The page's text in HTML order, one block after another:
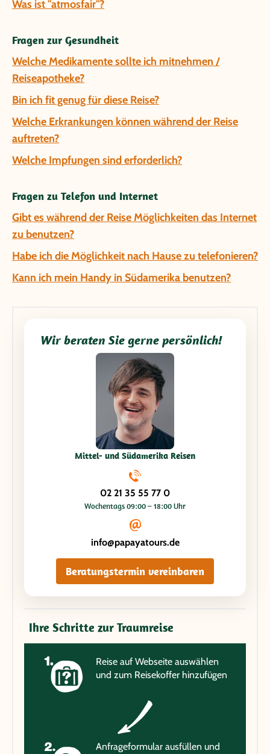
Was ist "atmosfair"?
Fragen zur Gesundheit
Welche Medikamente sollte ich mitnehmen /
Reiseapotheke?
Bin ich fit genug für diese Reise?
Welche Erkrankungen können während der Reise
auftreten?
Welche Impfungen sind erforderlich?
Fragen zu Telefon und Internet
Gibt es während der Reise Möglichkeiten das Internet
zu benutzen?
Habe ich die Möglichkeit nach Hause zu telefonieren?
Kann ich mein Handy in Südamerika benutzen?
Wir beraten Sie gerne persönlich!
Mittel- und Südamerika Reisen
02 21 35 55 77 0
Wochentags 09:00 – 18:00 Uhr
info@papayatours.de
Beratungstermin vereinbaren
Ihre Schritte zur Traumreise
Reise auf Webseite auswählen
und zum Reisekoffer hinzufügen
Anfrageformular ausfüllen und